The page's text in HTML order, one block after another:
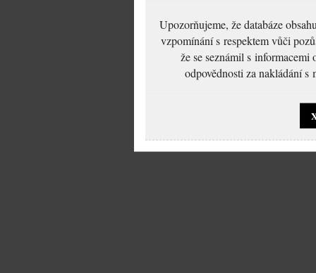
Upozorňujeme, že databáze
vzpomínání s respektem vůči
že se seznámil s
odpovědnosti za nakládání